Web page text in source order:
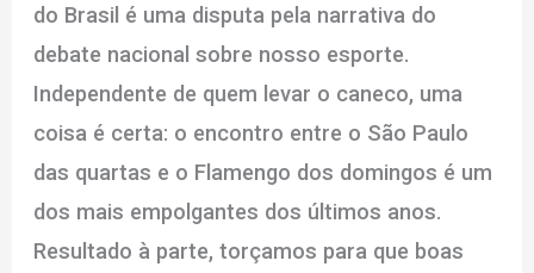
do Brasil é uma disputa pela narrativa do
debate nacional sobre nosso esporte.
Independente de quem levar o caneco, uma
coisa é certa: o encontro entre o São Paulo
das quartas e o Flamengo dos domingos é um
dos mais empolgantes dos últimos anos.
Resultado à parte, torçamos para que boas